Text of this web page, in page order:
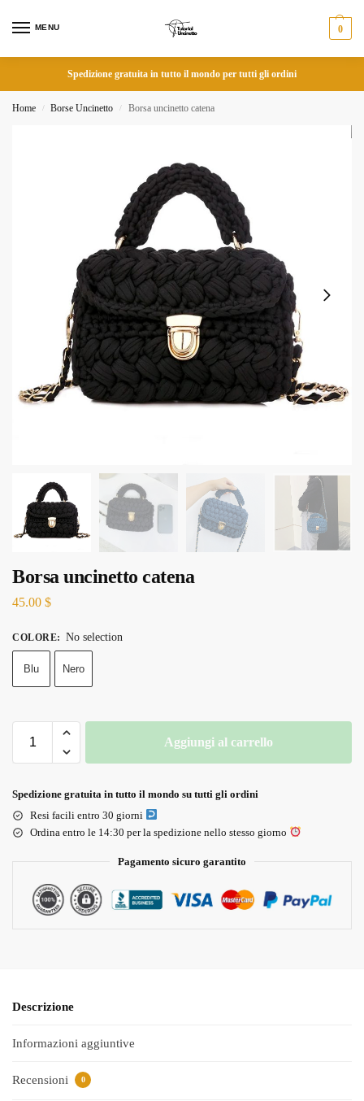
MENU 0
Spedizione gratuita in tutto il mondo per tutti gli ordini
Home / Borse Uncinetto / Borsa uncinetto catena
Borsa uncinetto catena
45.00 $
COLORE: No selection
Blu Nero
Aggiungi al carrello
Spedizione gratuita in tutto il mondo su tutti gli ordini
Resi facili entro 30 giorni
Ordina entro le 14:30 per la spedizione nello stesso giorno
Pagamento sicuro garantito
Descrizione
Informazioni aggiuntive
Recensioni 0